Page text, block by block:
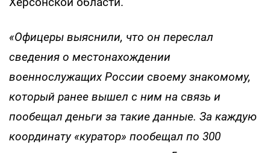
«Офицеры выяснили, что он переслал
сведения о местонахождении
военнослужащих России своему знакомому,
который ранее вышел с ним на связь и
пообещал деньги за такие данные. За каждую
координату «куратор» пообещал по 300